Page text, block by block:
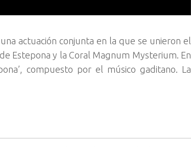
actuación conjunta en la que se unieron el
Estepona y la Coral Magnum Mysterium. En
compuesto por el músico gaditano. La